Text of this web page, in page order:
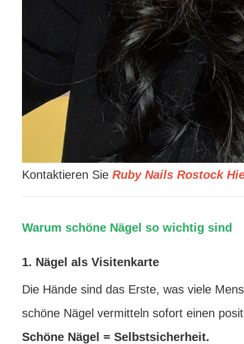
Kontaktieren Sie Ruby Nails Rostock
Warum schöne Nägel so wichtig sind
1. Nägel als Visitenkarte
Die Hände sind das Erste, was viele
schöne Nägel vermitteln sofort einen
Schöne Nägel = Selbstsicherheit.